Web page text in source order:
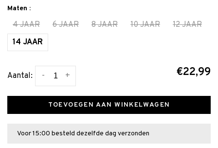
Maten :
4 JAAR 6 JAAR 8 JAAR 10 JAAR
12 JAAR
14 JAAR
Aantal: +
- €22,99
TOEVOEGEN AAN WINKELWAGEN
Voor 15:00 besteld dezelfde dag verzonden